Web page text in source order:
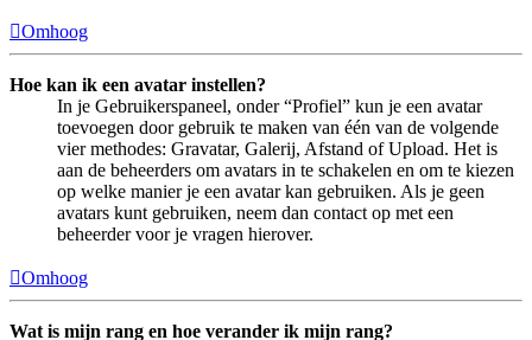
Omhoog
Hoe kan ik een avatar instellen?
In je Gebruikerspaneel, onder “Profiel” kun je een avatar
toevoegen door gebruik te maken van één van de volgende
vier methodes: Gravatar, Galerij, Afstand of Upload. Het is
aan de beheerders om avatars in te schakelen en om te kiezen
op welke manier je een avatar kan gebruiken. Als je geen
avatars kunt gebruiken, neem dan contact op met een
beheerder voor je vragen hierover.
Omhoog
Wat is mijn rang en hoe verander ik mijn rang?